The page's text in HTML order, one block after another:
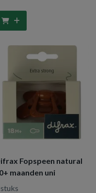
Fopspeen natural
maanden uni